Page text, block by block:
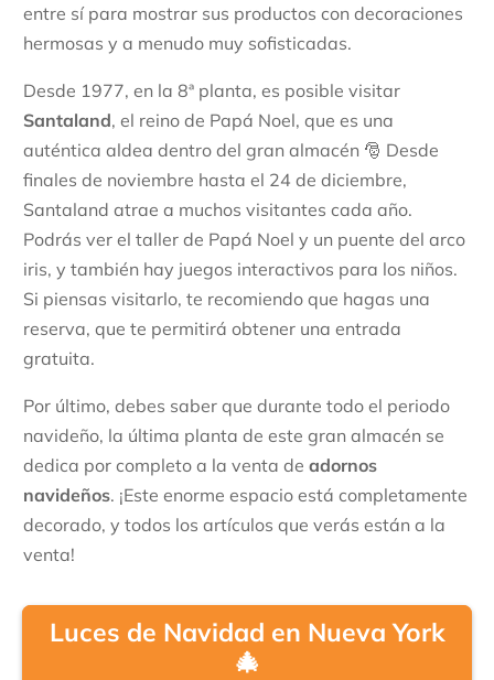
entre sí para mostrar sus productos con decoraciones
hermosas y a menudo muy sofisticadas.
Desde 1977, en la 8ª planta, es posible visitar
Santaland, el reino de Papá Noel, que es una
auténtica aldea dentro del gran almacén 🎅 Desde
finales de noviembre hasta el 24 de diciembre,
Santaland atrae a muchos visitantes cada año.
Podrás ver el taller de Papá Noel y un puente del arco
iris, y también hay juegos interactivos para los niños.
Si piensas visitarlo, te recomiendo que hagas una
reserva, que te permitirá obtener una entrada
gratuita.
Por último, debes saber que durante todo el periodo
navideño, la última planta de este gran almacén se
dedica por completo a la venta de adornos
navideños. ¡Este enorme espacio está completamente
decorado, y todos los artículos que verás están a la
venta!
Luces de Navidad en Nueva York
🎄